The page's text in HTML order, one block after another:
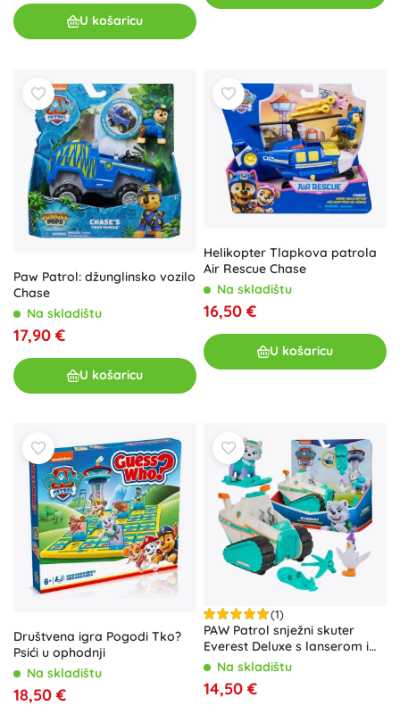
U košaricu
Paw Patrol: džunglinsko vozilo
Chase
Na skladištu
17,90 €
U košaricu
Helikopter Tlapkova patrola
Air Rescue Chase
Na skladištu
16,50 €
U košaricu
Društvena igra Pogodi Tko?
Psići u ophodnji
Na skladištu
18,50 €
(1)
PAW Patrol snježni skuter
Everest Deluxe s lanserom i
pilićem Chickalettom
Na skladištu
14,50 €